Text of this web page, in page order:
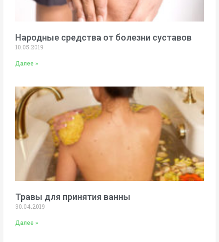
Народные средства от болезни суставов
10.05.2019
Далее »
Травы для принятия ванны
30.04.2019
Далее »